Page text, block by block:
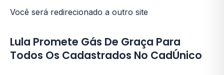
Você será redirecionado a outro site
Lula Promete Gás De Graça Para
Todos Os Cadastrados No CadÚnico